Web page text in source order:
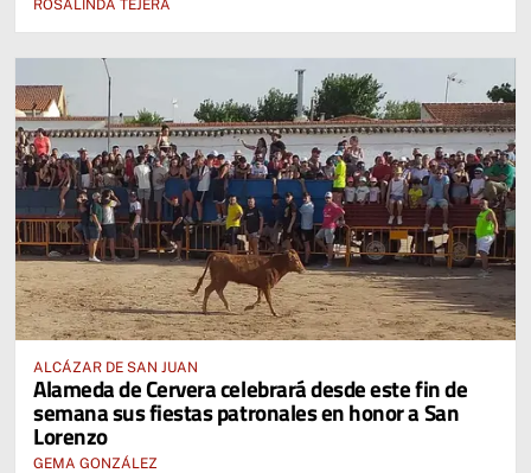
ROSALINDA TEJERA
ALCÁZAR DE SAN JUAN
Alameda de Cervera celebrará desde este fin de
semana sus fiestas patronales en honor a San
Lorenzo
GEMA GONZÁLEZ